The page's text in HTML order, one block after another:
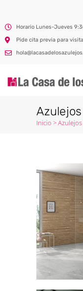
Horario Lunes-Jueves
Pide cita previa para
Azulejos
Inicio >Azulejos